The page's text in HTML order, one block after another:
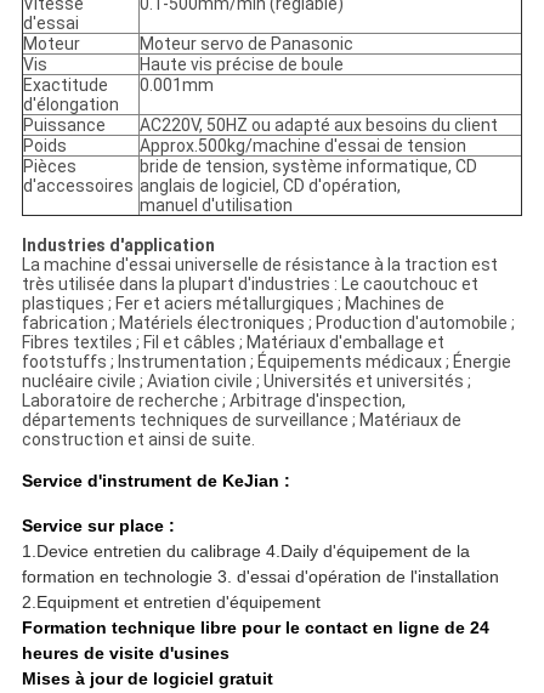
Vitesse
d'essai
0.1-500mm/min (réglable)
Moteur
Moteur servo de Panasonic
Vis
Haute vis précise de boule
Exactitude
d'élongation
0.001mm
Puissance
AC220V, 50HZ ou adapté aux besoins du client
Poids
Approx.500kg/machine d'essai de tension
Pièces
d'accessoires
bride de tension, système informatique, CD
anglais de logiciel, CD d'opération,
manuel d'utilisation
Industries d'application
La machine d'essai universelle de résistance à la traction est
très utilisée dans la plupart d'industries : Le caoutchouc et
plastiques ; Fer et aciers métallurgiques ; Machines de
fabrication ; Matériels électroniques ; Production d'automobile ;
Fibres textiles ; Fil et câbles ; Matériaux d'emballage et
footstuffs ; Instrumentation ; Équipements médicaux ; Énergie
nucléaire civile ; Aviation civile ; Universités et universités ;
Laboratoire de recherche ; Arbitrage d'inspection,
départements techniques de surveillance ; Matériaux de
construction et ainsi de suite.
Service d'instrument de KeJian :
Service sur place :
1.Device entretien du calibrage 4.Daily d'équipement de la
formation en technologie 3. d'essai d'opération de l'installation
2.Equipment et entretien d'équipement
Formation technique libre pour le contact en ligne de 24
heures de visite d'usines
Mises à jour de logiciel gratuit